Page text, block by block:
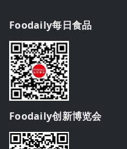
Foodaily每日食品
Foodaily创新博览会